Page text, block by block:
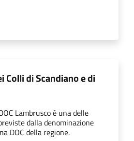
Colli di Scandiano e di
Lambrusco è una delle
dalla denominazione
DOC della regione.